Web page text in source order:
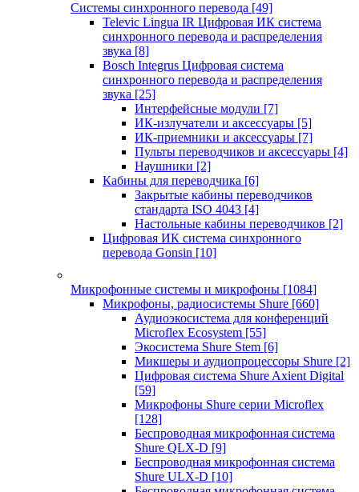
Системы синхронного перевода [49]
Televic Lingua IR Цифровая ИК система
синхронного перевода и распределения
звука [8]
Bosch Integrus Цифровая система
синхронного перевода и распределения
звука [25]
Интерфейсные модули [7]
ИК-излучатели и аксессуары [5]
ИК-приемники и аксессуары [7]
Пульты переводчиков и аксессуары [4]
Наушники [2]
Кабины для переводчика [6]
Закрытые кабины переводчиков
стандарта ISO 4043 [4]
Настольные кабины переводчиков [2]
Цифровая ИК система синхронного
перевода Gonsin [10]
Микрофонные системы и микрофоны [1084]
Микрофоны, радиосистемы Shure [660]
Аудиоэкосистема для конференций
Microflex Ecosystem [55]
Экосистема Shure Stem [6]
Микшеры и аудиопроцессоры Shure [2]
Цифровая система Shure Axient Digital
[59]
Микрофоны Shure серии Microflex
[128]
Беспроводная микрофонная система
Shure QLX-D [9]
Беспроводная микрофонная система
Shure ULX-D [10]